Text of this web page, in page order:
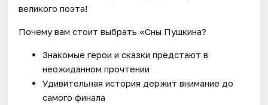
великого поэта!
Почему вам стоит выбрать «Сны Пушкина?
Знакомые герои и сказки предстают в
неожиданном прочтении
Удивительная история держит внимание до
самого финала